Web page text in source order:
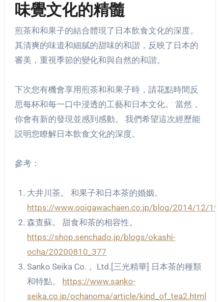
味覺文化的精髓
煎茶和和果子的結合體現了日本飲食文化的深度。
其清爽的味道和細膩的甜味的和諧，反映了日本的
審美，重視季節的變化和與自然的和諧。
下次您有機會享用煎茶和和果子時，請花點時間反
思每杯和每一口中浸透的工藝和日本文化。 當然，
你會有新的發現並感到感動。 我們希望這次經歷能
説明您瞭解日本飲食文化的深度。
參考：
大井川茶。 和果子和日本茶的婚姻。
https://www.ooigawachaen.co.jp/blog/2014/12/
森查蘇。 甜食和茶的相容性。
https://shop.senchado.jp/blogs/okashi-
ocha/20200810_377
Sanko Seika Co.， Ltd.[三光精華] 日本茶的種類
和特點。 https://www.sanko-
seika.co.jp/ochanoma/article/kind_of_tea2.html